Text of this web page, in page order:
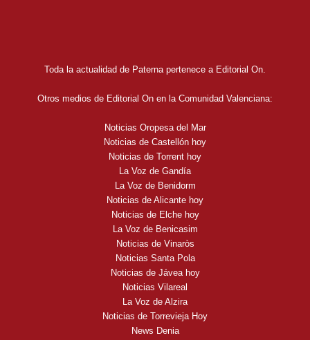
Toda la actualidad de Paterna pertenece a Editorial On.
Otros medios de Editorial On en la Comunidad Valenciana:
Noticias Oropesa del Mar
Noticias de Castellón hoy
Noticias de Torrent hoy
La Voz de Gandía
La Voz de Benidorm
Noticias de Alicante hoy
Noticias de Elche hoy
La Voz de Benicasim
Noticias de Vinaròs
Noticias Santa Pola
Noticias de Jávea hoy
Noticias Vilareal
La Voz de Alzira
Noticias de Torrevieja Hoy
News Denia